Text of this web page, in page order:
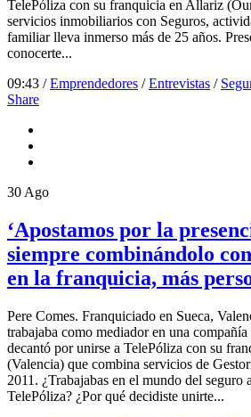
TelePóliza con su franquicia en Allariz
servicios inmobiliarios con Seguros,
familiar lleva inmerso más de 25 años.
conocerte...
09:43 /Emprendedores /Entrevistas /
Share
30 Ago
‘Apostamos por la
siempre combinándolo
en la franquicia, más
Pere Comes. Franquiciado en Sueca,
trabajaba como mediador en una compañía
decantó por unirse a TelePóliza con su
(Valencia) que combina servicios de
2011. ¿Trabajabas en el mundo del seguro
TelePóliza? ¿Por qué decidiste unirte...